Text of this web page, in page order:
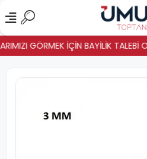
GÖRMEK İÇİN BAYİLİK TALEBİ